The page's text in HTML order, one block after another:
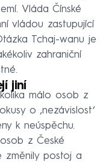
Vláda Čínské
vládou zastupující
Tchaj-wanu je
zahraniční
jiní
málo osob z
o ‚nezávislost‘
k neúspěchu.
z České
změnily postoj a